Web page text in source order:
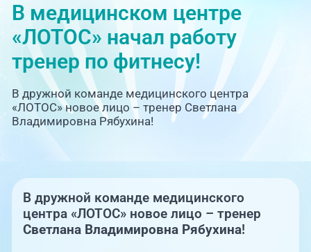
Специалисты
Акции
Отзывы
Адреса клиник
Блог врачей
Медицина на дому
Телемедицина
запись на прием
+7 (351) 220-03-03
Центр амбулаторной
В медицинском центре
«ЛОТОС» начал работу
тренер по фитнесу!
В дружной команде медицинского центра
«ЛОТОС» новое лицо – тренер Светлана
Владимировна Рябухина!
В дружной команде медицинского
центра «ЛОТОС» новое лицо – тренер
Светлана Владимировна Рябухина!